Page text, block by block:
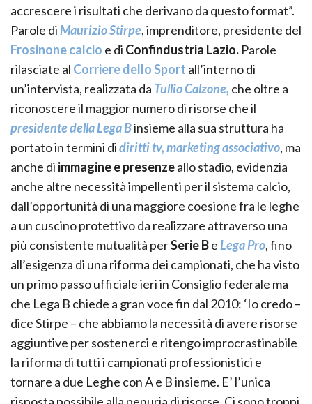
accrescere i risultati che derivano da questo format”.
Parole diMaurizio Stirpe, imprenditore, presidente del
Frosinone calcio e di Confindustria Lazio. Parole
rilasciate al Corriere dello Sport all’interno di
un’intervista, realizzata da Tullio Calzone, che oltre a
riconoscere il maggior numero di risorse che il
presidente della Lega Binsieme alla sua struttura ha
portato in termini didiritti tv, marketing associativo, ma
anche di immagine e presenzeallo stadio, evidenzia
anche altre necessità impellenti per il sistema calcio,
dall’opportunità di una maggiore coesione fra le leghe
a un cuscino protettivo da realizzare attraverso una
più consistente mutualità perSerie BeLega Pro, fino
all’esigenza di una riforma dei campionati, che ha visto
un primo passo ufficiale ieri in Consiglio federale ma
che Lega B chiede a gran voce fin dal 2010: ‘Io credo –
dice Stirpe – che abbiamo la necessità di avere risorse
aggiuntive per sostenerci e ritengo improcrastinabile
la riforma di tutti i campionati professionistici e
tornare a due Leghe con A e B insieme. E’ l’unica